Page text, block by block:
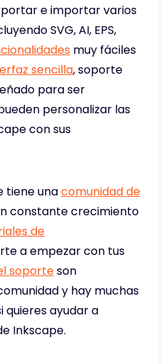
e importar varios
SVG, AI, EPS,
muy fáciles
sencilla, soporte
para ser
personalizar las
con sus
tiene unacomunidad de
constante crecimiento
de
a empezar con tus
soporteson
y hay muchas
quieres ayudar a
Inkscape.